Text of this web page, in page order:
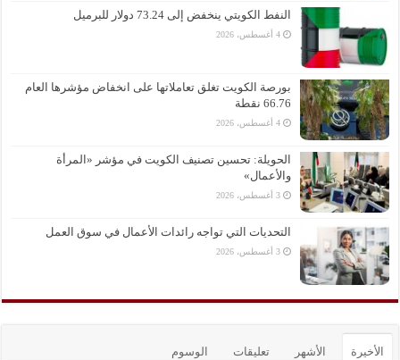
النفط الكويتي ينخفض إلى 73.24 دولار للبرميل
4 أغسطس، 2026
بورصة الكويت تغلق تعاملاتها على انخفاض مؤشرها العام
66.76 نقطة
4 أغسطس، 2026
الحويلة: تحسين تصنيف الكويت في مؤشر «المرأة
والأعمال»
3 أغسطس، 2026
التحديات التي تواجه رائدات الأعمال في سوق العمل
3 أغسطس، 2026
الأخيرة الأشهر تعليقات الوسوم